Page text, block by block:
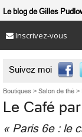
Le blog de Gilles
Inscrivez-vous
Suivez moi
Boutiques > Salon de thé >
Le Café
« Paris 6e : le